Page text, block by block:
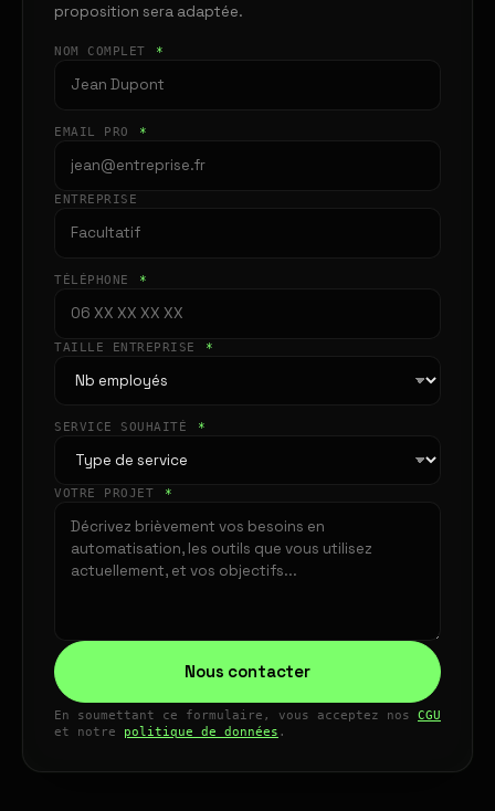
proposition sera adaptée.
NOM COMPLET *
EMAIL PRO *
ENTREPRISE
TÉLÉPHONE *
TAILLE ENTREPRISE *
SERVICE SOUHAITÉ *
VOTRE PROJET *
Nous contacter
En soumettant ce formulaire, vous acceptez nos CGU
et notre politique de données .